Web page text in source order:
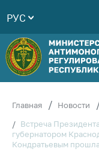
Структура
РУС
Главная Новости
Встреча
губернатором
Кондратьевым